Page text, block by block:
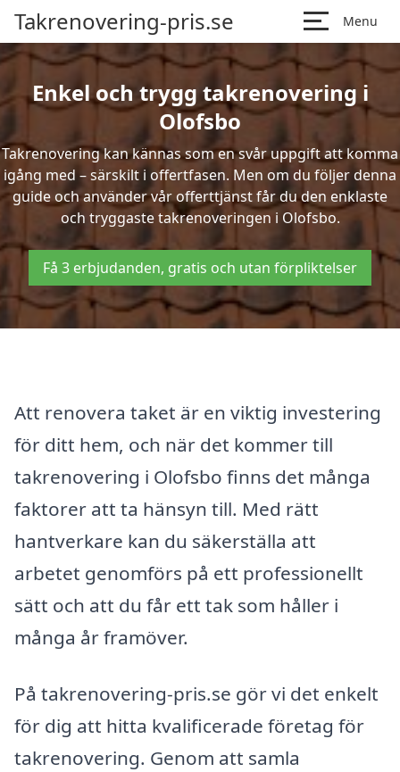
Takrenovering-pris.se Menu
Enkel och trygg takrenovering i
Olofsbo
Takrenovering kan kännas som en svår uppgift att komma
igång med – särskilt i offertfasen. Men om du följer denna
guide och använder vår offerttjänst får du den enklaste
och tryggaste takrenoveringen i Olofsbo.
Få 3 erbjudanden, gratis och utan förpliktelser
Att renovera taket är en viktig investering
för ditt hem, och när det kommer till
takrenovering i Olofsbo finns det många
faktorer att ta hänsyn till. Med rätt
hantverkare kan du säkerställa att
arbetet genomförs på ett professionellt
sätt och att du får ett tak som håller i
många år framöver.
På takrenovering-pris.se gör vi det enkelt
för dig att hitta kvalificerade företag för
takrenovering. Genom att samla